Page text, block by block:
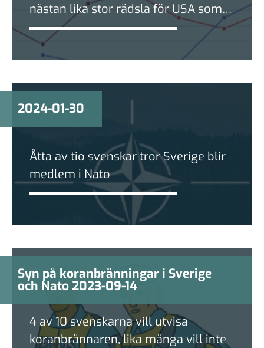
nästan lika stor rädsla för USA som
Ryssland
2024-01-30
Åtta av tio svenskar tror Sverige blir
medlem i Nato
Syn på koranbränningar i Sverige
och Nato 2023-09-14
4 av 10 svenskarna vill utvisa
koranbrännaren, lika många vill inte